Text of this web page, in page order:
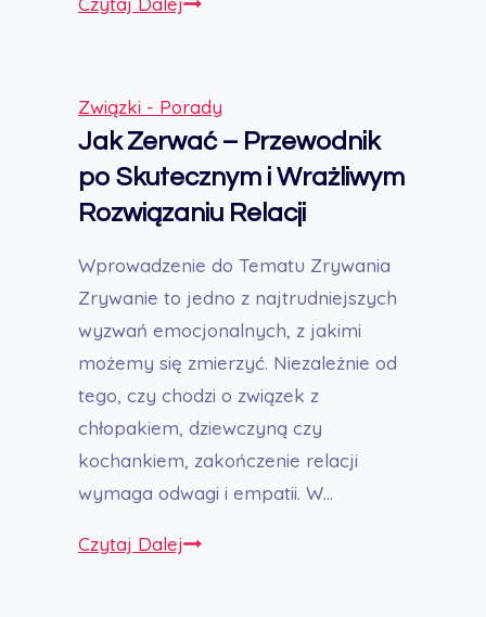
Strategie
Rozwiązywania
Konfliktów
Zdrowszych
Relacji
Związki - Porady
Jak Zerwać – Przewodnik
po Skutecznym i Wrażliwym
Rozwiązaniu Relacji
Wprowadzenie do Tematu Zrywania
Zrywanie to jedno z najtrudniejszych
wyzwań emocjonalnych, z jakimi
możemy się zmierzyć. Niezależnie od
tego, czy chodzi o związek z
chłopakiem, dziewczyną czy
kochankiem, zakończenie relacji
wymaga odwagi i empatii. W…
Czytaj DalejJak